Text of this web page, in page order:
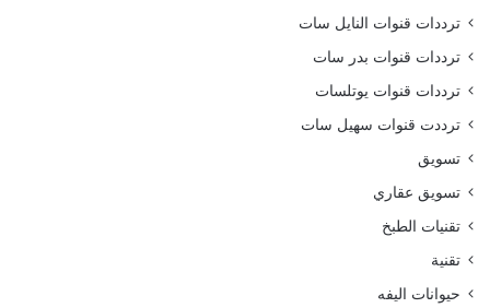
ترددات قنوات النايل سات
ترددات قنوات بدر سات
ترددات قنوات يوتلسات
ترددت قنوات سهيل سات
تسويق
تسويق عقاري
تقنيات الطبخ
تقنية
حيوانات اليفه